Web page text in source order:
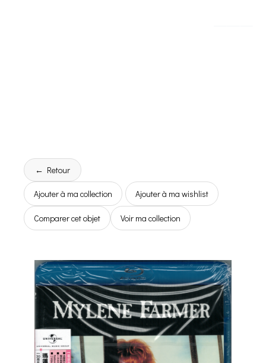
← Retour
Ajouter à ma collection Ajouter à ma wishlist
Comparer cet objet Voir ma collection